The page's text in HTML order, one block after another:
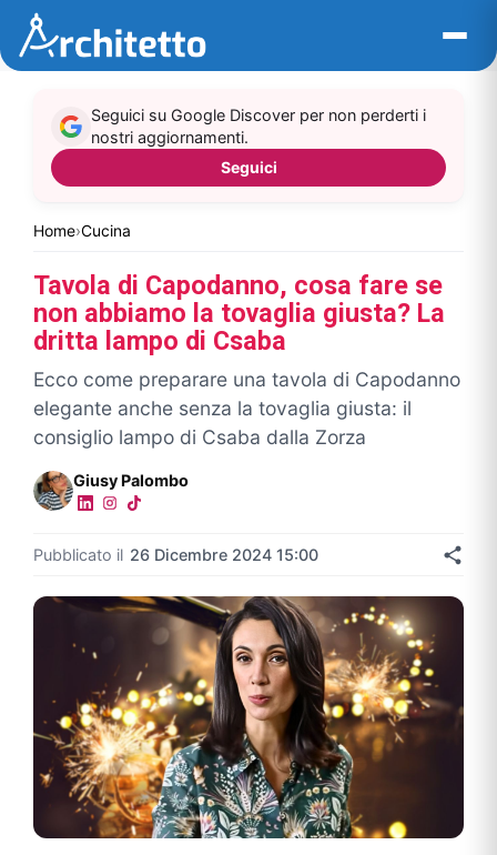
contenuto
Home›Cucina
Seguici su Google Discover per non perderti i
nostri aggiornamenti.
Seguici
Tavola di Capodanno, cosa fare se
non abbiamo la tovaglia giusta? La
dritta lampo di Csaba
Ecco come preparare una tavola di Capodanno
elegante anche senza la tovaglia giusta: il
consiglio lampo di Csaba dalla Zorza
Giusy Palombo
Pubblicato il 26 Dicembre 2024 15:00